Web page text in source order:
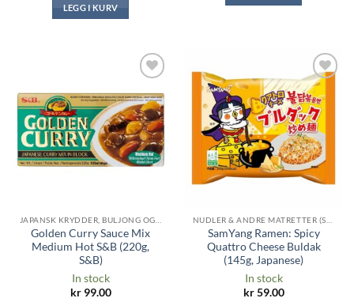
LEGG I KURV
ønskeliste
JAPANSK KRYDDER, BULJONG OG SAUSER
Golden Curry Sauce Mix
Medium Hot S&B (220g,
S&B)
In stock
kr99.00
Legg til i
ønskeliste
NUDLER & ANDRE MATRETTER (SAMYANG, RAMYEON, TOPOKKI ...)
SamYang Ramen: Spicy
Quattro Cheese Buldak
(145g, Japanese)
In stock
kr59.00